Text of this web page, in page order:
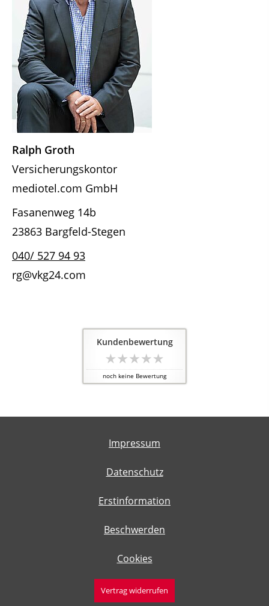
Ralph Groth
Versicherungskontor
mediotel.com GmbH
Fasanenweg 14b
23863 Bargfeld-Stegen
040/ 527 94 93
rg@vkg24.com
Kundenbewertung
noch keine Bewertung
Impressum
Datenschutz
Erstinformation
Beschwerden
Cookies
Vertrag widerrufen